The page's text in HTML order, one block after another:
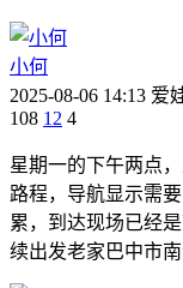
小何
2025-08-06 14:13 爱
108 12 4
星期一的下午两点
路程，导航显示需
累，到达现场已经
续出发老家巴中市南